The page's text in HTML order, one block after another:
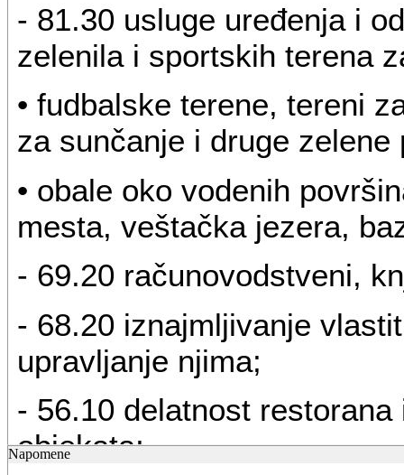
- 81.30 usluge uređenja i
zelenila i sportskih terena
• fudbalske terene, tereni
za sunčanje i druge
• obale oko vodenih
mesta, veštačka jezera,
- 69.20 računovodstveni,
- 68.20 iznajmljivanje
upravljanje njima;
- 56.10 delatnost
objekata;
Napomene